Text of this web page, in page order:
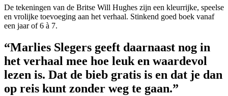
De tekeningen van de Britse Will Hughes zijn een kleurrijke, speelse
en vrolijke toevoeging aan het verhaal. Stinkend goed boek vanaf
een jaar of 6 à 7.
“Marlies Slegers geeft daarnaast nog in
het verhaal mee hoe leuk en waardevol
lezen is. Dat de bieb gratis is en dat je dan
op reis kunt zonder weg te gaan.”